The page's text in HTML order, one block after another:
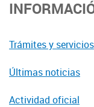
Trámites y servicios
Últimas noticias
Actividad oficial